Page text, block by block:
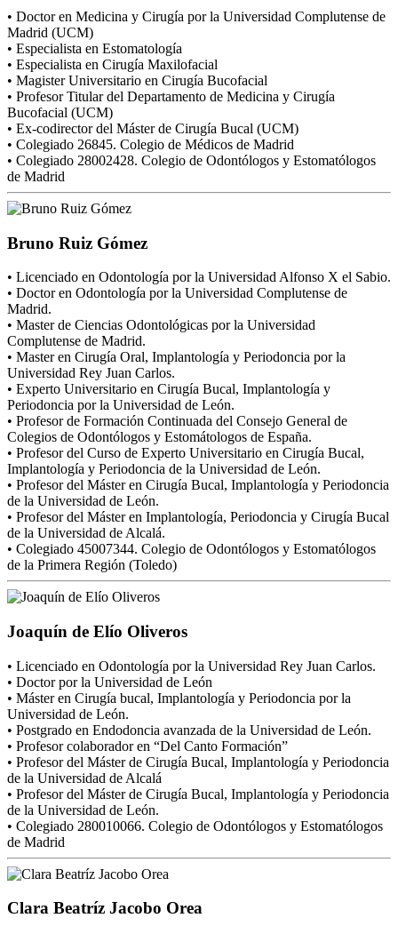
• Doctor en Medicina y Cirugía por la Universidad Complutense de
Madrid (UCM)
• Especialista en Estomatología
• Especialista en Cirugía Maxilofacial
• Magister Universitario en Cirugía Bucofacial
• Profesor Titular del Departamento de Medicina y Cirugía
Bucofacial (UCM)
• Ex-codirector del Máster de Cirugía Bucal (UCM)
• Colegiado 26845. Colegio de Médicos de Madrid
• Colegiado 28002428. Colegio de Odontólogos y Estomatólogos
de Madrid
Bruno Ruiz Gómez
• Licenciado en Odontología por la Universidad Alfonso X el Sabio.
• Doctor en Odontología por la Universidad Complutense de
Madrid.
• Master de Ciencias Odontológicas por la Universidad
Complutense de Madrid.
• Master en Cirugía Oral, Implantología y Periodoncia por la
Universidad Rey Juan Carlos.
• Experto Universitario en Cirugía Bucal, Implantología y
Periodoncia por la Universidad de León.
• Profesor de Formación Continuada del Consejo General de
Colegios de Odontólogos y Estomátologos de España.
• Profesor del Curso de Experto Universitario en Cirugía Bucal,
Implantología y Periodoncia de la Universidad de León.
• Profesor del Máster en Cirugía Bucal, Implantología y Periodoncia
de la Universidad de León.
• Profesor del Máster en Implantología, Periodoncia y Cirugía Bucal
de la Universidad de Alcalá.
• Colegiado 45007344. Colegio de Odontólogos y Estomatólogos
de la Primera Región (Toledo)
Joaquín de Elío Oliveros
• Licenciado en Odontología por la Universidad Rey Juan Carlos.
• Doctor por la Universidad de León
• Máster en Cirugía bucal, Implantología y Periodoncia por la
Universidad de León.
• Postgrado en Endodoncia avanzada de la Universidad de León.
• Profesor colaborador en “Del Canto Formación”
• Profesor del Máster de Cirugía Bucal, Implantología y Periodoncia
de la Universidad de Alcalá
• Profesor del Máster de Cirugía Bucal, Implantología y Periodoncia
de la Universidad de León.
• Colegiado 280010066. Colegio de Odontólogos y Estomatólogos
de Madrid
Clara Beatríz Jacobo Orea